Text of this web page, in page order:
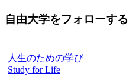
自由大学をフォローする
人生のための学び
Study for Life